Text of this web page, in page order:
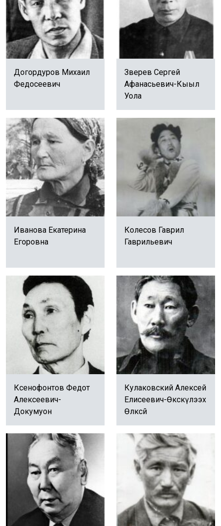
Догордуров Михаил
Федосеевич
Зверев Сергей
Афанасьевич-Кыыл
Уола
Иванова Екатерина
Егоровна
Колесов Гаврил
Гаврильевич
Ксенофонтов Федот
Алексеевич-
Докумуон
Кулаковский Алексей
Елисеевич-Өксөкүлээх
Өлөксөй